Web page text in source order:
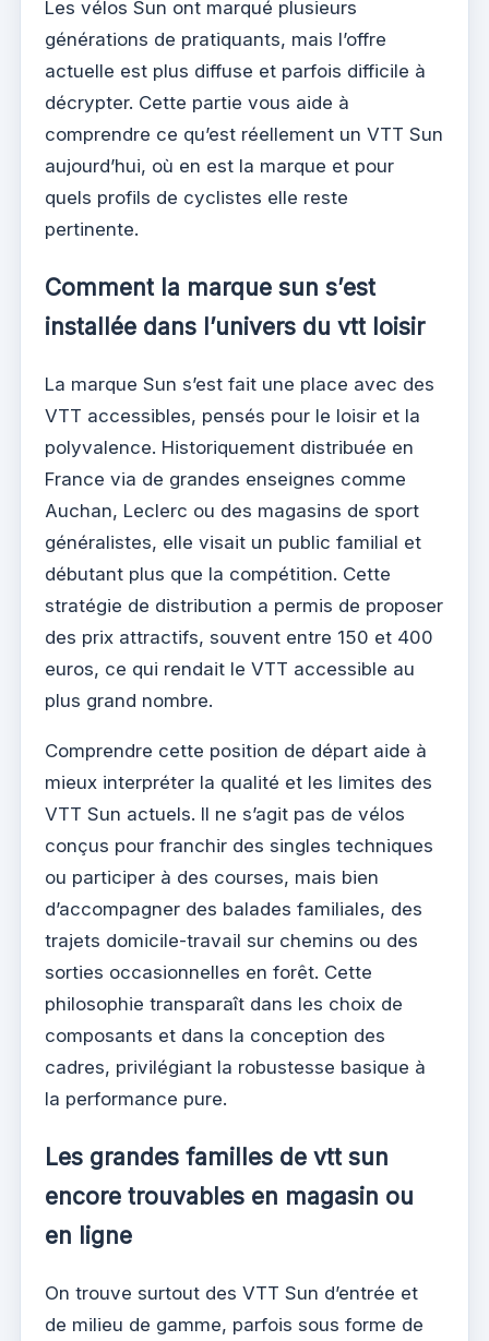
Les vélos Sun ont marqué plusieurs
générations de pratiquants, mais l’offre
actuelle est plus diffuse et parfois difficile à
décrypter. Cette partie vous aide à
comprendre ce qu’est réellement un VTT Sun
aujourd’hui, où en est la marque et pour
quels profils de cyclistes elle reste
pertinente.
Comment la marque sun s’est
installée dans l’univers du vtt loisir
La marque Sun s’est fait une place avec des
VTT accessibles, pensés pour le loisir et la
polyvalence. Historiquement distribuée en
France via de grandes enseignes comme
Auchan, Leclerc ou des magasins de sport
généralistes, elle visait un public familial et
débutant plus que la compétition. Cette
stratégie de distribution a permis de proposer
des prix attractifs, souvent entre 150 et 400
euros, ce qui rendait le VTT accessible au
plus grand nombre.
Comprendre cette position de départ aide à
mieux interpréter la qualité et les limites des
VTT Sun actuels. Il ne s’agit pas de vélos
conçus pour franchir des singles techniques
ou participer à des courses, mais bien
d’accompagner des balades familiales, des
trajets domicile-travail sur chemins ou des
sorties occasionnelles en forêt. Cette
philosophie transparaît dans les choix de
composants et dans la conception des
cadres, privilégiant la robustesse basique à
la performance pure.
Les grandes familles de vtt sun
encore trouvables en magasin ou
en ligne
On trouve surtout des VTT Sun d’entrée et
de milieu de gamme, parfois sous forme de